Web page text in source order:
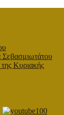
Κυριακής